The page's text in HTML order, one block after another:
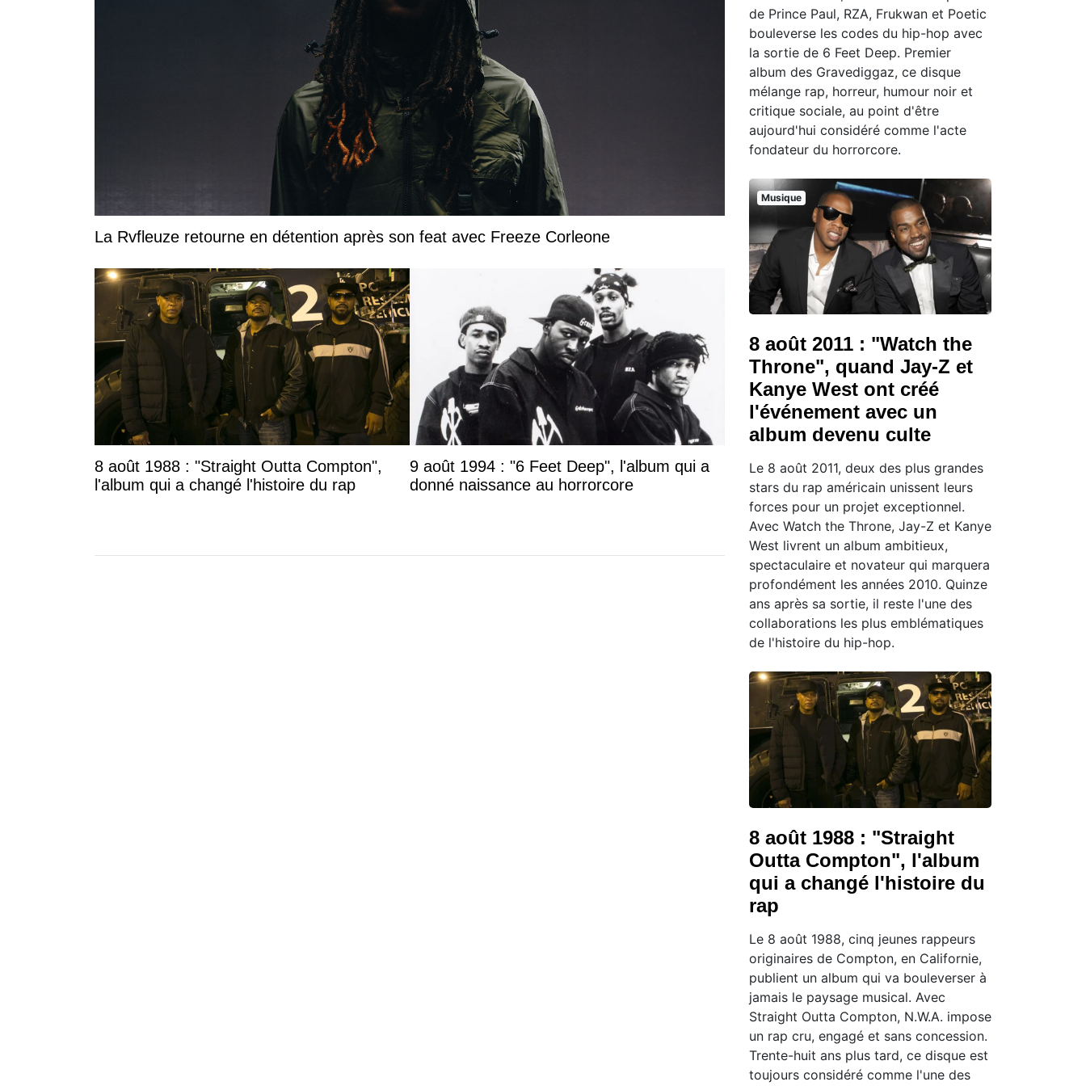
La Rvfleuze retourne en détention après son feat avec Freeze Corleone
8 août 1988 : "Straight Outta Compton",
l'album qui a changé l'histoire du rap
9 août 1994 : "6 Feet Deep", l'album qui a
donné naissance au horrorcore
de Prince Paul, RZA, Frukwan et Poetic
bouleverse les codes du hip-hop avec
la sortie de 6 Feet Deep. Premier
album des Gravediggaz, ce disque
mélange rap, horreur, humour noir et
critique sociale, au point d'être
aujourd'hui considéré comme l'acte
fondateur du horrorcore.
Musique
8 août 2011 : "Watch the
Throne", quand Jay-Z et
Kanye West ont créé
l'événement avec un
album devenu culte
Le 8 août 2011, deux des plus grandes
stars du rap américain unissent leurs
forces pour un projet exceptionnel.
Avec Watch the Throne, Jay-Z et Kanye
West livrent un album ambitieux,
spectaculaire et novateur qui marquera
profondément les années 2010. Quinze
ans après sa sortie, il reste l'une des
collaborations les plus emblématiques
de l'histoire du hip-hop.
8 août 1988 : "Straight
Outta Compton", l'album
qui a changé l'histoire du
rap
Le 8 août 1988, cinq jeunes rappeurs
originaires de Compton, en Californie,
publient un album qui va bouleverser à
jamais le paysage musical. Avec
Straight Outta Compton, N.W.A. impose
un rap cru, engagé et sans concession.
Trente-huit ans plus tard, ce disque est
toujours considéré comme l'une des